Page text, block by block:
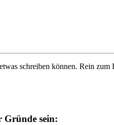
schreiben können. Rein
Gründe sein: